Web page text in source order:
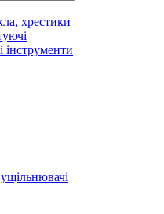
хрестики
інструменти